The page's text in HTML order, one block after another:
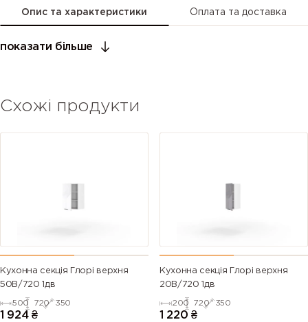
Опис та характеристики Оплата та доставка
показати більше
Схожі продукти
Кухонна секція Глорі верхня
50В/720 1дв
500 720 350
1 924 ₴
Кухонна секція Глорі верхня
20В/720 1дв
200 720 350
1 220 ₴